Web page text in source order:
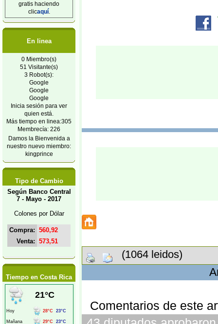
gratis haciendo
clicaquí.
En linea
0 Miembro(s)
51 Visitante(s)
3 Robot(s):
Google
Google
Google
Inicia sesión para ver
quien está.
Más tiempo en linea:305
Membrecía: 226
Damos la Bienvenida a
nuestro nuevo miembro:
kingprince
Tipo de Cambio
Según Banco Central
7 - Mayo - 2017
Colones por Dólar
Compra: 560,92
Venta: 573,51
Tiempo en Costa Rica
(1064 leidos)
Comentarios de este